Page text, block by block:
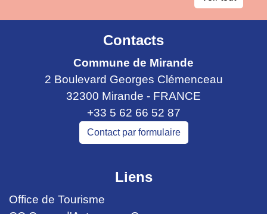
Contacts
Commune de Mirande
2 Boulevard Georges Clémenceau
32300 Mirande - FRANCE
+33 5 62 66 52 87
Contact par formulaire
Liens
Office de Tourisme